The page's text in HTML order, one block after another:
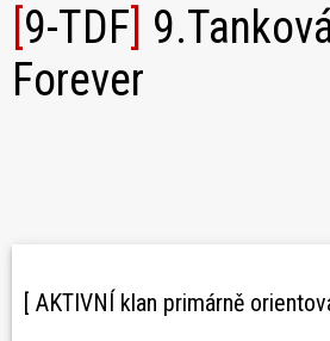
9-TDF
Forever
[ AKTIVNÍ klan primárně